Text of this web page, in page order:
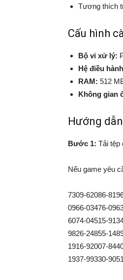
Tương thích
Cấu hình
Bộ vi xử lý:
Hệ điều
RAM: 512
Không gian
Hướng
Bước 1: Tải tệp
Nếu game yêu
7309-62086-
0966-03476-
6074-04515-
9826-24855-
1916-92007-
1937-99330-